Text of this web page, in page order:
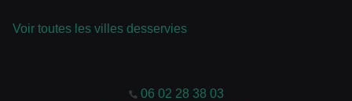
Voir toutes les villes desservies
06 02 28 38 03